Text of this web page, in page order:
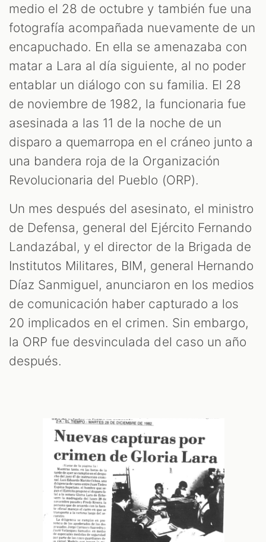
medio el 28 de octubre y también fue una
fotografía acompañada nuevamente de un
encapuchado. En ella se amenazaba con
matar a Lara al día siguiente, al no poder
entablar un diálogo con su familia. El 28
de noviembre de 1982, la funcionaria fue
asesinada a las 11 de la noche de un
disparo a quemarropa en el cráneo junto a
una bandera roja de la Organización
Revolucionaria del Pueblo (ORP).
Un mes después del asesinato, el ministro
de Defensa, general del Ejército Fernando
Landazábal, y el director de la Brigada de
Institutos Militares, BIM, general Hernando
Díaz Sanmiguel, anunciaron en los medios
de comunicación haber capturado a los
20 implicados en el crimen. Sin embargo,
la ORP fue desvinculada del caso un año
después.